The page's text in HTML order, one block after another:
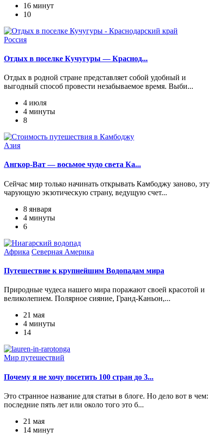
16 минут
10
Россия
Отдых в поселке Кучугуры — Краснод...
Отдых в родной стране представляет собой удобный и
выгодный способ провести незабываемое время. Выби...
4 июля
4 минуты
8
Азия
Ангкор-Ват — восьмое чудо света Ка...
Сейчас мир только начинать открывать Камбоджу заново, эту
чарующую экзотическую страну, ведущую счет...
8 января
4 минуты
6
Африка Северная Америка
Путешествие к крупнейшим Водопадам мира
Природные чудеса нашего мира поражают своей красотой и
великолепием. Полярное сияние, Гранд-Каньон,...
21 мая
4 минуты
14
Мир путешествий
Почему я не хочу посетить 100 стран до 3...
Это странное название для статьи в блоге. Но дело вот в чем:
последние пять лет или около того это б...
21 мая
14 минут